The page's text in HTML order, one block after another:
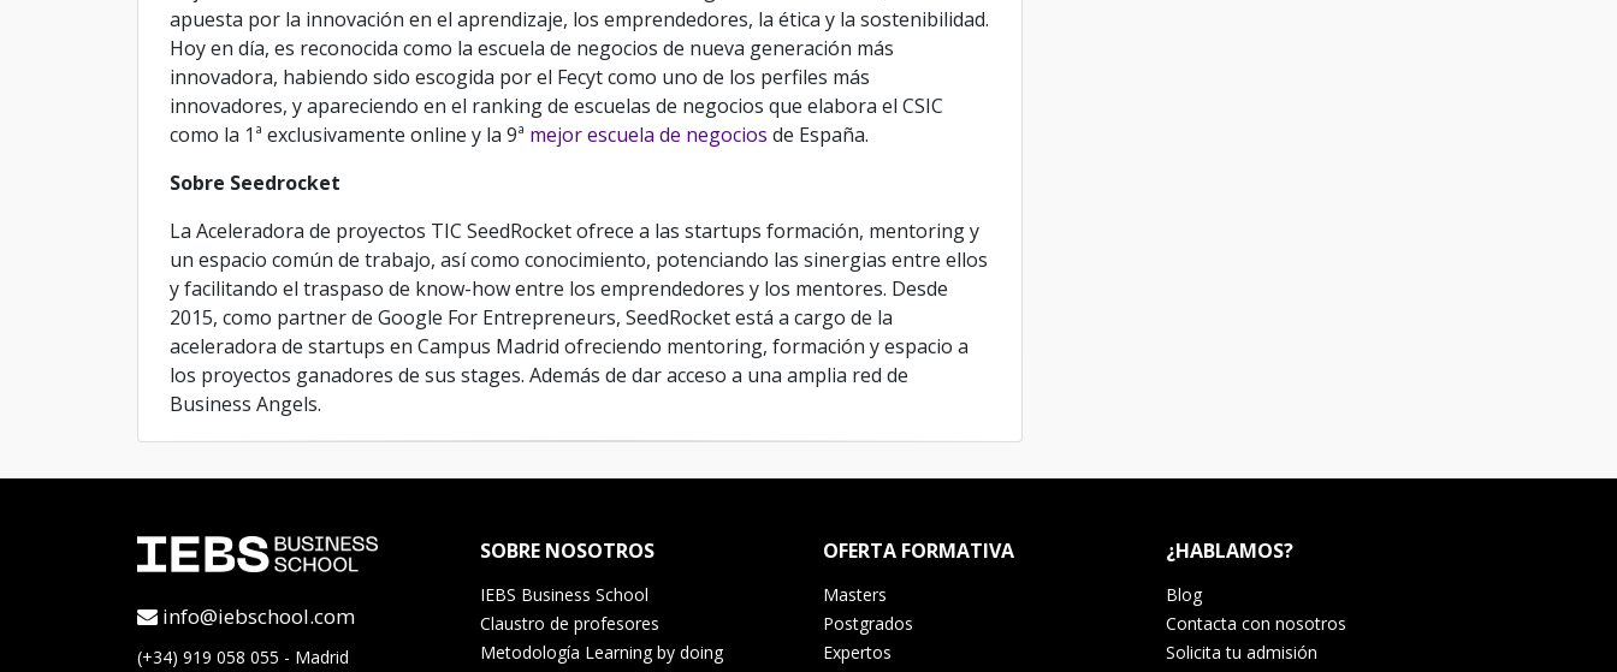
apuesta por la innovación en el aprendizaje, los emprendedores, la ética y la sostenibilidad.
Hoy en día, es reconocida como la escuela de negocios de nueva generación más
innovadora, habiendo sido escogida por el Fecyt como uno de los perfiles más
innovadores, y apareciendo en el ranking de escuelas de negocios que elabora el CSIC
como la 1ª exclusivamente online y la 9ª mejor escuela de negocios de España.
Sobre Seedrocket
La Aceleradora de proyectos TIC SeedRocket ofrece a las startups formación, mentoring y
un espacio común de trabajo, así como conocimiento, potenciando las sinergias entre ellos
y facilitando el traspaso de know-how entre los emprendedores y los mentores. Desde
2015, como partner de Google For Entrepreneurs, SeedRocket está a cargo de la
aceleradora de startups en Campus Madrid ofreciendo mentoring, formación y espacio a
los proyectos ganadores de sus stages. Además de dar acceso a una amplia red de
Business Angels.
info@iebschool.com
(+34) 919 058 055 - Madrid
SOBRE NOSOTROS
IEBS Business School
Claustro de profesores
Metodología Learning by doing
OFERTA FORMATIVA
Masters
Postgrados
Expertos
¿HABLAMOS?
Blog
Contacta con nosotros
Solicita tu admisión